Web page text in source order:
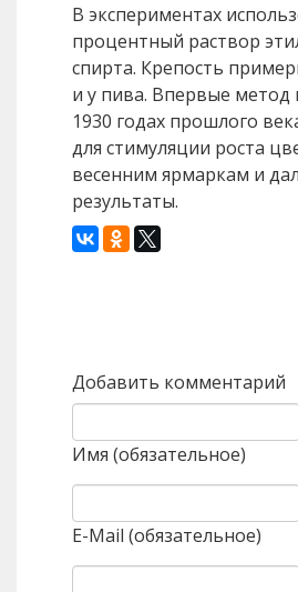
В экспериментах
процентный раствор
спирта. Крепость
и у пива. Впервые метод
1930 годах прошлого
для стимуляции роста
весенним ярмаркам и
результаты.
Добавить комментарий
Имя (обязательное)
E-Mail (обязательное)